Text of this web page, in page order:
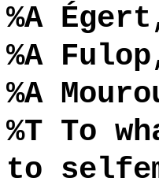
%A
%A
%A
%T To
to